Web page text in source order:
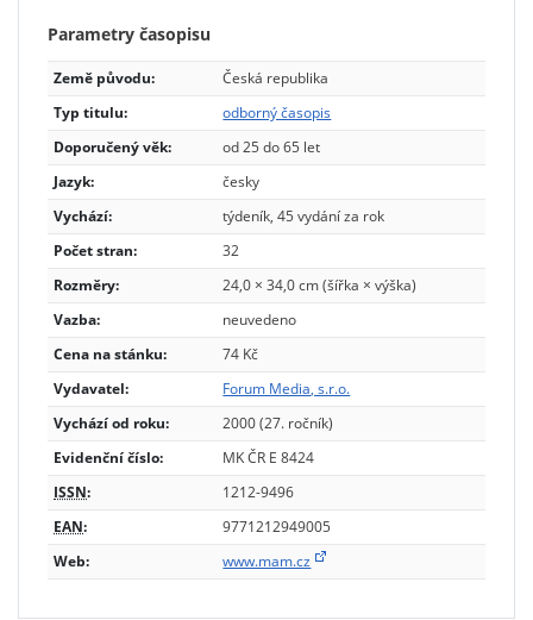
Parametry časopisu
Země původu:
Česká republika
Typ titulu:
odborný časopis
Doporučený věk:
od 25 do 65 let
Jazyk:
česky
Vychází:
týdeník, 45 vydání za rok
Počet stran:
32
Rozměry:
24,0 × 34,0 cm (šířka × výška)
Vazba:
neuvedeno
Cena na stánku:
74 Kč
Vydavatel:
Forum Media, s.r.o.
Vychází od roku:
2000 (27. ročník)
Evidenční číslo:
MK ČR E 8424
ISSN:
1212-9496
EAN:
9771212949005
Web:
www.mam.cz